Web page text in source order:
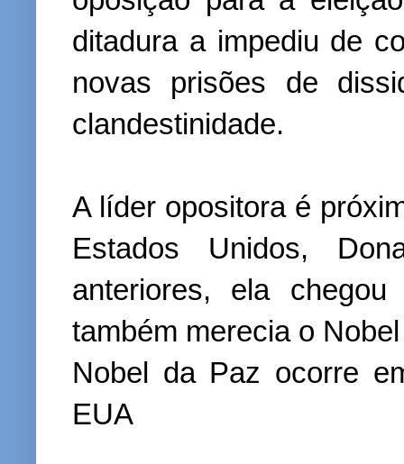
ditadura a impediu de
novas prisões de
clandestinidade.
A líder opositora é
Estados Unidos,
anteriores, ela
também merecia o
Nobel da Paz ocorre
EUA